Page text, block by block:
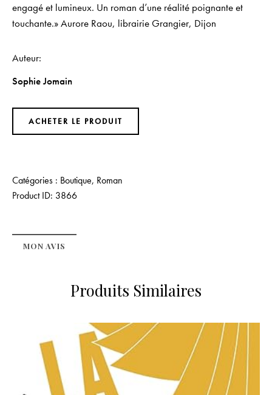
engagé et lumineux. Un roman d’une réalité poignante et
touchante.» Aurore Raou, librairie Grangier, Dijon
Auteur
Sophie Jomain
ACHETER LE PRODUIT
Catégories : Boutique, Roman
Product ID: 3866
MON AVIS
Produits Similaires